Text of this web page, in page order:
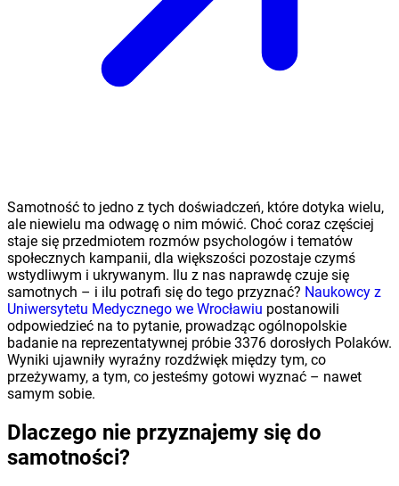
Samotność to jedno z tych doświadczeń, które dotyka wielu,
ale niewielu ma odwagę o nim mówić. Choć coraz częściej
staje się przedmiotem rozmów psychologów i tematów
społecznych kampanii, dla większości pozostaje czymś
wstydliwym i ukrywanym. Ilu z nas naprawdę czuje się
samotnych – i ilu potrafi się do tego przyznać? Naukowcy z
Uniwersytetu Medycznego we Wrocławiu postanowili
odpowiedzieć na to pytanie, prowadząc ogólnopolskie
badanie na reprezentatywnej próbie 3376 dorosłych Polaków.
Wyniki ujawniły wyraźny rozdźwięk między tym, co
przeżywamy, a tym, co jesteśmy gotowi wyznać – nawet
samym sobie.
Dlaczego nie przyznajemy się do
samotności?